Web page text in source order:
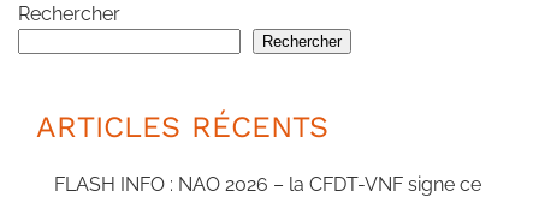
Rechercher
Rechercher
ARTICLES RÉCENTS
FLASH INFO : NAO 2026 – la CFDT-VNF signe ce